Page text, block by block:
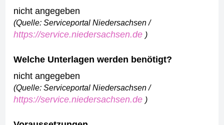
nicht angegeben
(Quelle: Serviceportal Niedersachsen /
https://service.niedersachsen.de )
Welche Unterlagen werden benötigt?
nicht angegeben
(Quelle: Serviceportal Niedersachsen /
https://service.niedersachsen.de )